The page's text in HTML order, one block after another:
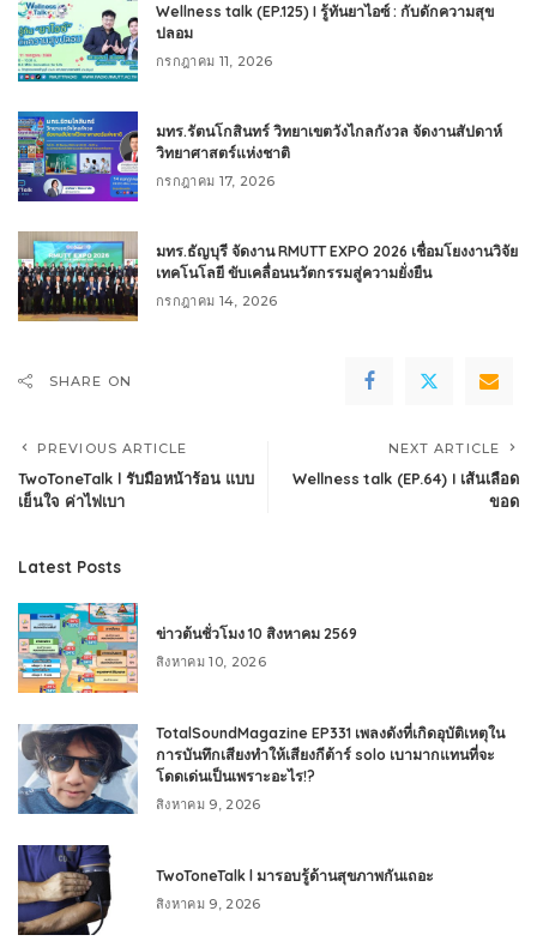
Wellness talk (EP.125) I รู้ทันยาไอซ์ : กับดักความสุข
ปลอม
กรกฎาคม 11, 2026
มทร.รัตนโกสินทร์ วิทยาเขตวังไกลกังวล จัดงานสัปดาห์
วิทยาศาสตร์แห่งชาติ
กรกฎาคม 17, 2026
มทร.ธัญบุรี จัดงาน RMUTT EXPO 2026 เชื่อมโยงงานวิจัย
เทคโนโลยี ขับเคลื่อนนวัตกรรมสู่ความยั่งยืน
กรกฎาคม 14, 2026
SHARE ON
PREVIOUS ARTICLE
TwoToneTalk l รับมือหน้าร้อน แบบ
เย็นใจ ค่าไฟเบา
NEXT ARTICLE
Wellness talk (EP.64) I เส้นเลือด
ขอด
Latest Posts
ข่าวต้นชั่วโมง 10 สิงหาคม 2569
สิงหาคม 10, 2026
TotalSoundMagazine EP331 เพลงดังที่เกิดอุบัติเหตุใน
การบันทึกเสียงทำให้เสียงกีต้าร์ solo เบามากแทนที่จะ
โดดเด่นเป็นเพราะอะไร!?
สิงหาคม 9, 2026
TwoToneTalk l มารอบรู้ด้านสุขภาพกันเถอะ
สิงหาคม 9, 2026